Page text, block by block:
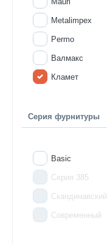
Metalimpex
Permo
Валмакс
Кламет
Серия фурнитуры
Basic
Серия 385
Скандинавский
Современный